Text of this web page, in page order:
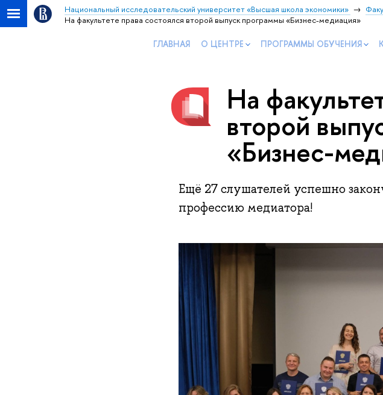
Национальный исследовательский университет «Высшая школа экономики»
На факультете права состоялся второй выпуск программы «Бизнес-медиация»
ГЛАВНАЯ О ЦЕНТРЕ ПРОГРАММЫ ОБУЧЕНИЯ
На
второй
«Бизнес-
Ещё 27 слушателей успешно
профессию медиатора!